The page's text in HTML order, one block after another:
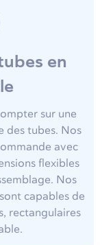
en
sur une
des tubes. Nos
avec
flexibles
Nos
capables de
rectangulaires